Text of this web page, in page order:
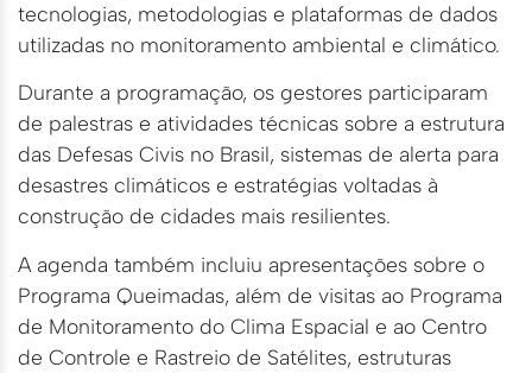
tecnologias, metodologias e plataformas de dados
utilizadas no monitoramento ambiental e climático.
Durante a programação, os gestores participaram
de palestras e atividades técnicas sobre a estrutura
das Defesas Civis no Brasil, sistemas de alerta para
desastres climáticos e estratégias voltadas à
construção de cidades mais resilientes.
A agenda também incluiu apresentações sobre o
Programa Queimadas, além de visitas ao Programa
de Monitoramento do Clima Espacial e ao Centro
de Controle e Rastreio de Satélites, estruturas